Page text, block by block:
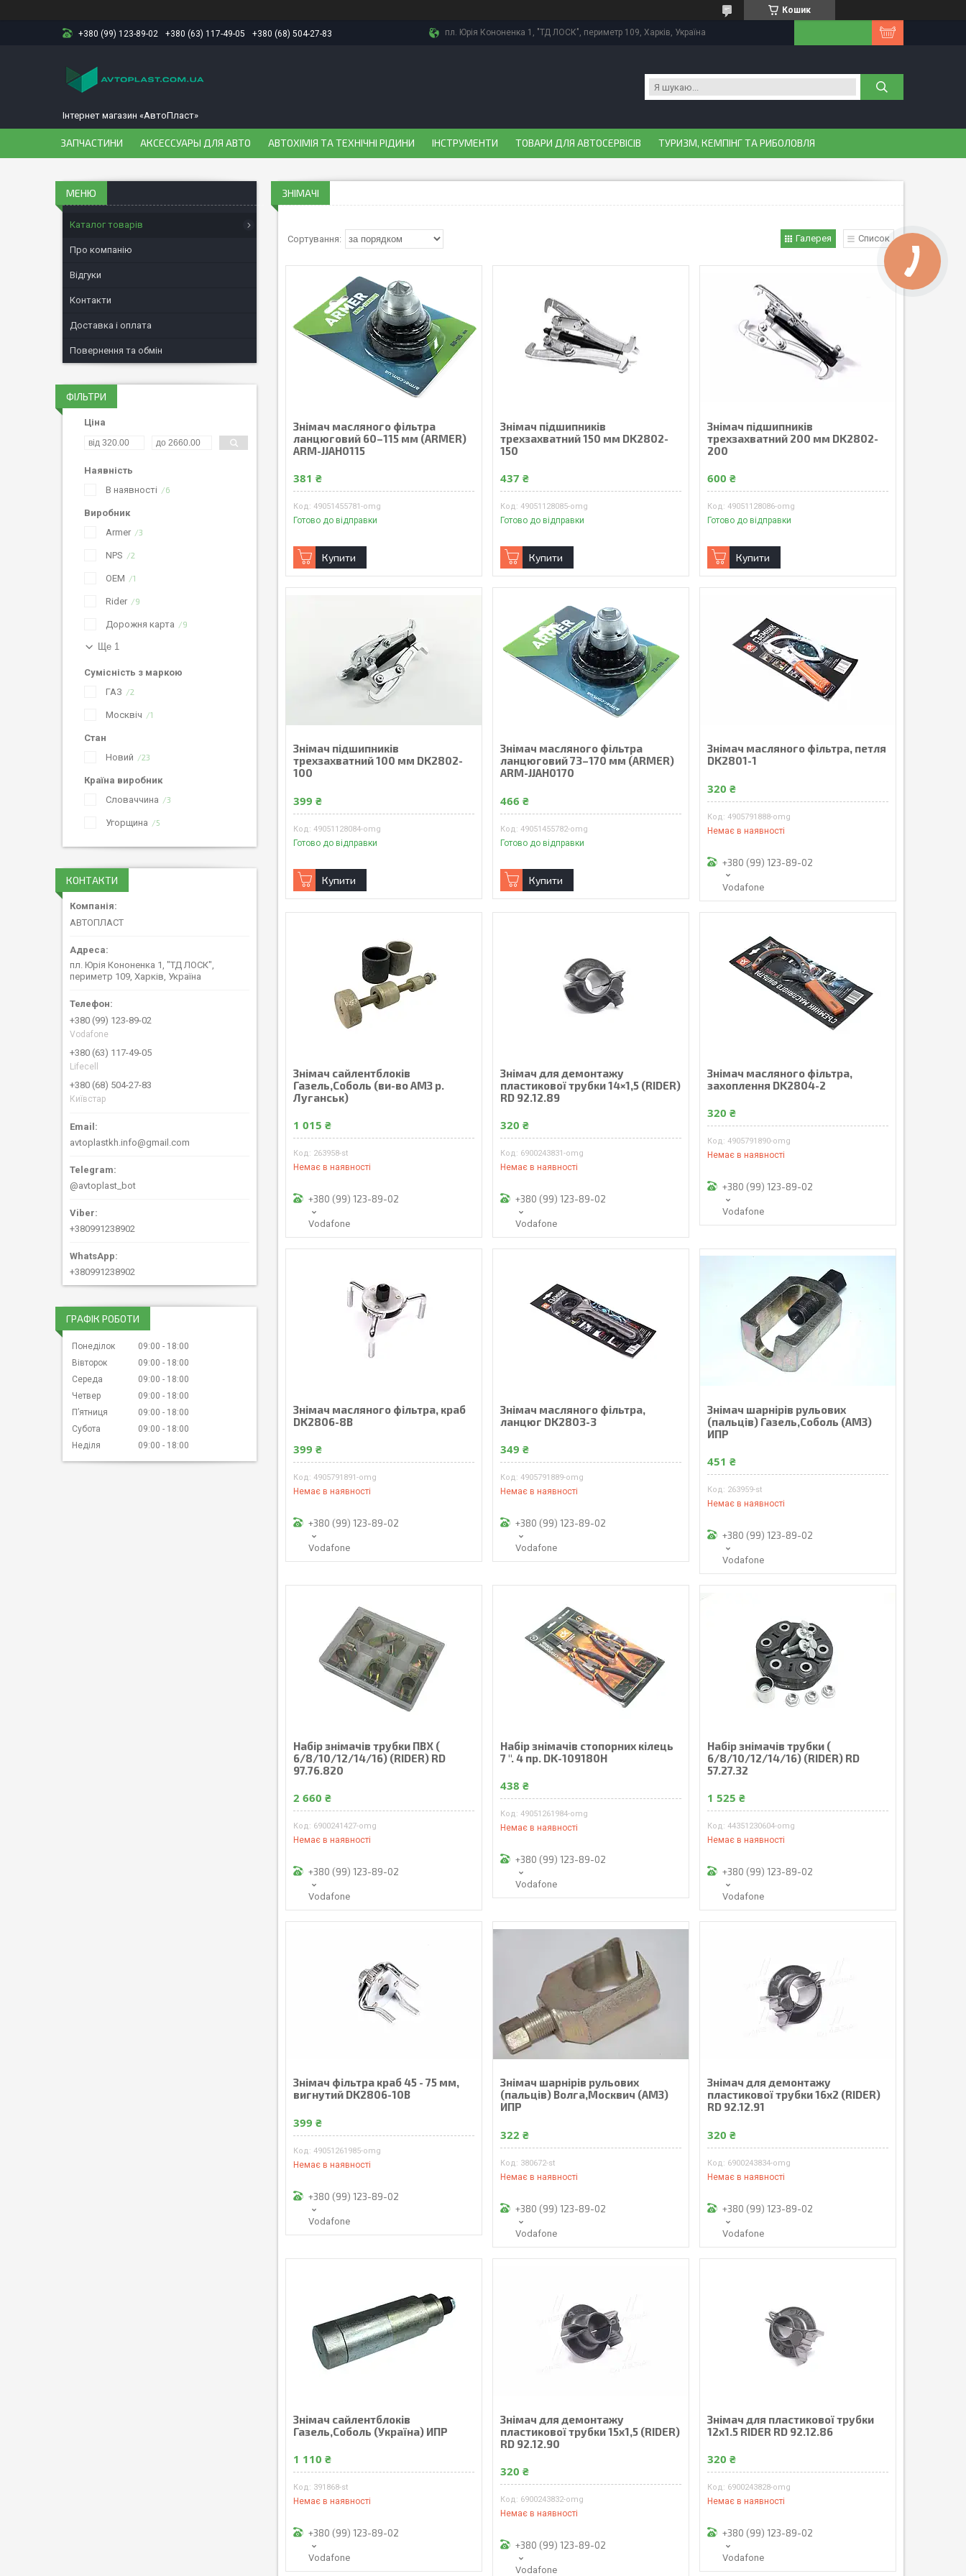
Кошик
+380 (99) 123-89-02 +380 (63) 117-49-05 +380 (68) 504-27-83 пл. Юрія Кононенка 1, "ТД ЛОСК", периметр 109, Харків, Україна
Інтернет магазин «АвтоПласт»
ЗАПЧАСТИНИ АКСЕССУАРЫ ДЛЯ АВТО АВТОХІМІЯ ТА ТЕХНІЧНІ РІДИНИ ІНСТРУМЕНТИ ТОВАРИ ДЛЯ АВТОСЕРВІСІВ ТУРИЗМ, КЕМПІНГ ТА РИБОЛОВЛЯ
ЗНІМАЧІ
Галерея Список
Знімач масляного фільтра
ланцюговий 60–115 мм (ARMER)
ARM-JJAH0115
381 ₴
49051455781-omg
Готово до відправки
Купити
Знімач підшипників
трехзахватний 150 мм DK2802-
150
437 ₴
49051128085-omg
Готово до відправки
Купити
Знімач підшипників
трехзахватний 200 мм DK2802-
200
600 ₴
49051128086-omg
Готово до відправки
Купити
Знімач підшипників
трехзахватний 100 мм DK2802-
100
399 ₴
49051128084-omg
Готово до відправки
Купити
Знімач масляного фільтра
ланцюговий 73–170 мм (ARMER)
ARM-JJAH0170
466 ₴
49051455782-omg
Готово до відправки
Купити
Знімач масляного фільтра, петля
DK2801-1
320 ₴
4905791888-omg
Немає в наявності
+380 (99) 123-89-02
Vodafone
Знімач сайлентблоків
Газель,Соболь (ви-во АМЗ р.
Луганськ)
1 015 ₴
263958-st
Немає в наявності
+380 (99) 123-89-02
Vodafone
Знімач для демонтажу
пластикової трубки 14×1,5 (RIDER)
RD 92.12.89
320 ₴
6900243831-omg
Немає в наявності
+380 (99) 123-89-02
Vodafone
Знімач масляного фільтра,
захоплення DK2804-2
320 ₴
4905791890-omg
Немає в наявності
+380 (99) 123-89-02
Vodafone
Знімач масляного фільтра, краб
DK2806-8B
399 ₴
4905791891-omg
Немає в наявності
+380 (99) 123-89-02
Vodafone
Знімач масляного фільтра,
ланцюг DK2803-3
349 ₴
4905791889-omg
Немає в наявності
+380 (99) 123-89-02
Vodafone
Знiмач шарнiрiв рульових
(пальцiв) Газель,Соболь (АМЗ)
ИПР
451 ₴
263959-st
Немає в наявності
+380 (99) 123-89-02
Vodafone
Набір знімачів трубки ПВХ (
6/8/10/12/14/16) (RIDER) RD
97.76.820
2 660 ₴
6900241427-omg
Немає в наявності
+380 (99) 123-89-02
Vodafone
Набір знімачів стопорних кілець
7 ". 4 пр. DK-109180Н
438 ₴
49051261984-omg
Немає в наявності
+380 (99) 123-89-02
Vodafone
Набір знімачів трубки (
6/8/10/12/14/16) (RIDER) RD
57.27.32
1 525 ₴
44351230604-omg
Немає в наявності
+380 (99) 123-89-02
Vodafone
Знімач фільтра краб 45 - 75 мм,
вигнутий DK2806-10B
399 ₴
49051261985-omg
Немає в наявності
+380 (99) 123-89-02
Vodafone
Знiмач шарнiрiв рульових
(пальцiв) Волга,Москвич (АМЗ)
ИПР
322 ₴
380672-st
Немає в наявності
+380 (99) 123-89-02
Vodafone
Знімач для демонтажу
пластикової трубки 16x2 (RIDER)
RD 92.12.91
320 ₴
6900243834-omg
Немає в наявності
+380 (99) 123-89-02
Vodafone
Знiмач сайлентблокiв
Газель,Соболь (Україна) ИПР
1 110 ₴
391868-st
Немає в наявності
+380 (99) 123-89-02
Vodafone
Знімач для демонтажу
пластикової трубки 15x1,5 (RIDER)
RD 92.12.90
320 ₴
6900243832-omg
Немає в наявності
+380 (99) 123-89-02
Vodafone
Знімач для пластикової трубки
12x1.5 RIDER RD 92.12.86
320 ₴
6900243828-omg
Немає в наявності
+380 (99) 123-89-02
Vodafone
Каталог товарів
Про компанію
Відгуки
Контакти
Доставка і оплата
Повернення та обмін
ФІЛЬТРИ
Ціна
Наявність
В наявності
6
Виробник
Armer
3
NPS 2
OEM 1
Rider 9
Дорожня карта 9
Ще 1
Сумісність з маркою
ГАЗ
2
Москвіч 1
Стан
Новий
23
Країна виробник
Словаччина
3
Угорщина 5
КОНТАКТИ
АВТОПЛАСТ
пл. Юрія Кононенка 1, "ТД ЛОСК",
периметр 109, Харків, Україна
+380 (99) 123-89-02
Vodafone
+380 (63) 117-49-05
Lifecell
+380 (68) 504-27-83
Київстар
avtoplastkh.info@gmail.com
@avtoplast_bot
+380991238902
+380991238902
ГРАФІК РОБОТИ
Понеділок 09:00
18:00
Вівторок
09:00
18:00
Середа
09:00
18:00
Четвер
09:00
18:00
Пʼятниця
09:00
18:00
Субота
09:00
18:00
Неділя
09:00 18:00